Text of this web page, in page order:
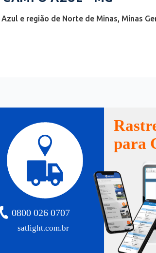
e região de Norte de Minas, Minas
satlight.com.br
0800 026 0707
para